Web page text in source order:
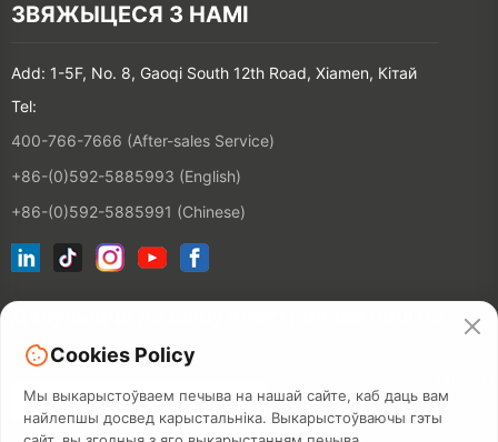
ЗВЯЖЫЦЕСЯ З НАМІ
Add: 1-5F, No. 8, Gaoqi South 12th Road, Xiamen, Кітай
Tel:
400-766-7666 (After-sales Service)
+86-(0)592-5885993 (English)
+86-(0)592-5885991 (Chinese)
Cookies Policy
Мы выкарыстоўваем печыва на нашай сайте, каб даць вам
найлепшы досвед карыстальніка. Выкарыстоўваючы гэты